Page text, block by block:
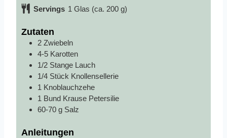
Servings 1 Glas (ca. 200 g)
Zutaten
2 Zwiebeln
4-5 Karotten
1/2 Stange Lauch
1/4 Stück Knollensellerie
1 Knoblauchzehe
1 Bund Krause Petersilie
60-70 g Salz
Anleitungen